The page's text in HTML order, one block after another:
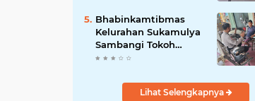
Bhabinkamtibmas
Kelurahan Sukamulya
Sambangi Tokoh
Masyarakat, Perkuat
Kamtibmas
Lihat Selengkapnya